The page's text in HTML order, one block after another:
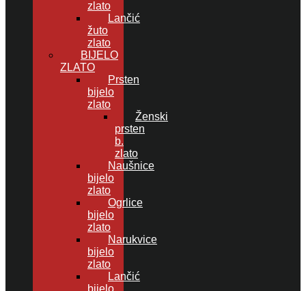
zlato
Lančić
žuto
zlato
BIJELO
ZLATO
Prsten
bijelo
zlato
Ženski
prsten
b.
zlato
Naušnice
bijelo
zlato
Ogrlice
bijelo
zlato
Narukvice
bijelo
zlato
Lančić
bijelo